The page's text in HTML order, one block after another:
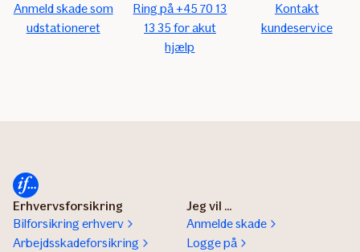
Anmeld skade som
udstationeret
Ring på +45 70 13
13 35 for akut
hjælp
Kontakt
kundeservice
Erhvervsforsikring
Bilforsikring erhverv
Arbejdsskadeforsikring
Jeg vil ...
Anmelde skade
Logge på